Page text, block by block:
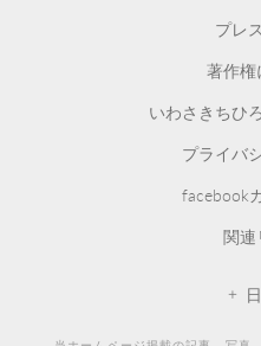
プレ
著作権
いわさきちひ
プライバ
facebook
関連